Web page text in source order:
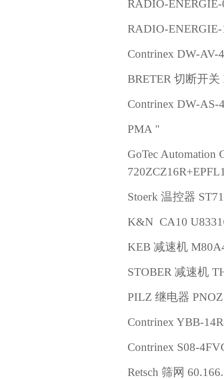
RADIO-
RADIO-
Contrinex DW-AV-
BRETER 切断开
Contrinex DW-AS-
PMA "
GoTec
Stoerk 温控器
K&N CA10
KEB 减速机
STOBER 减速机
PILZ 继电器
Contrinex YBB-
Contrinex S08-
Retsch 筛网